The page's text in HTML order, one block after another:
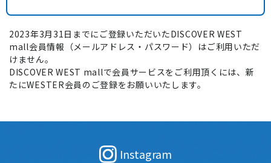
2023年3月31日までにご登録いただいたDISCOVER WEST
mall会員情報（メールアドレス・パスワード）はご利用いただ
けません。
DISCOVER WEST mallで会員サービスをご利用頂くには、新
たにWESTER会員のご登録をお願いいたします。
Instagram